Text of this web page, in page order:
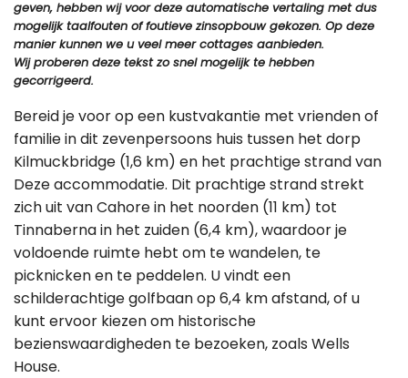
geven, hebben wij voor deze automatische vertaling met dus
mogelijk taalfouten of foutieve zinsopbouw gekozen. Op deze
manier kunnen we u veel meer cottages aanbieden.
Wij proberen deze tekst zo snel mogelijk te hebben
gecorrigeerd.
Bereid je voor op een kustvakantie met vrienden of
familie in dit zevenpersoons huis tussen het dorp
Kilmuckbridge (1,6 km) en het prachtige strand van
Deze accommodatie. Dit prachtige strand strekt
zich uit van Cahore in het noorden (11 km) tot
Tinnaberna in het zuiden (6,4 km), waardoor je
voldoende ruimte hebt om te wandelen, te
picknicken en te peddelen. U vindt een
schilderachtige golfbaan op 6,4 km afstand, of u
kunt ervoor kiezen om historische
bezienswaardigheden te bezoeken, zoals Wells
House.